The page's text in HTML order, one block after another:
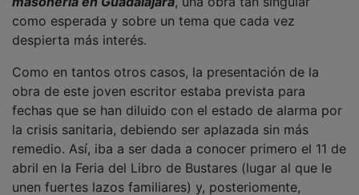
como esperada y sobre un tema que cada vez
despierta más interés.
obra de este joven escritor estaba prevista para
fechas que se han diluido con el estado de alarma por
la crisis sanitaria, debiendo ser aplazada sin más
remedio. Así, iba a ser dada a conocer primero el 11 de
abril en la Feria del Libro de Bustares (lugar al que le
unen fuertes lazos familiares) y, posteriomente,